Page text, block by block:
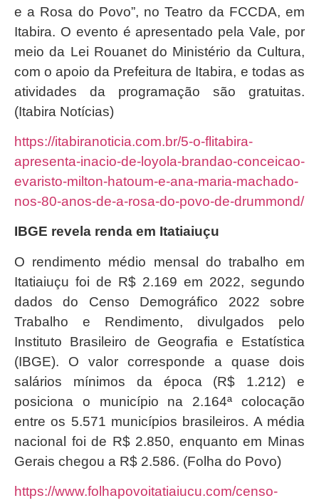
e a Rosa do Povo”, no Teatro da FCCDA, em
Itabira. O evento é apresentado pela Vale, por
meio da Lei Rouanet do Ministério da Cultura,
com o apoio da Prefeitura de Itabira, e todas as
atividades da programação são gratuitas.
(Itabira Notícias)
https://itabiranoticia.com.br/5-o-flitabira-
apresenta-inacio-de-loyola-brandao-conceicao-
evaristo-milton-hatoum-e-ana-maria-machado-
nos-80-anos-de-a-rosa-do-povo-de-drummond/
IBGE revela renda em Itatiaiuçu
O rendimento médio mensal do trabalho em
Itatiaiuçu foi de R$ 2.169 em 2022, segundo
dados do Censo Demográfico 2022 sobre
Trabalho e Rendimento, divulgados pelo
Instituto Brasileiro de Geografia e Estatística
(IBGE). O valor corresponde a quase dois
salários mínimos da época (R$ 1.212) e
posiciona o município na 2.164ª colocação
entre os 5.571 municípios brasileiros. A média
nacional foi de R$ 2.850, enquanto em Minas
Gerais chegou a R$ 2.586. (Folha do Povo)
https://www.folhapovoitatiaiucu.com/censo-